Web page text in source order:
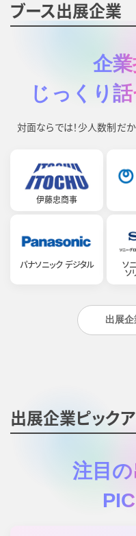
ブース出展企業
企
じっくり
対面ならでは！少人数制だか
伊藤忠商事
パナソニック デジタル
ソ
ソ
出展
出展企業ピック
注目